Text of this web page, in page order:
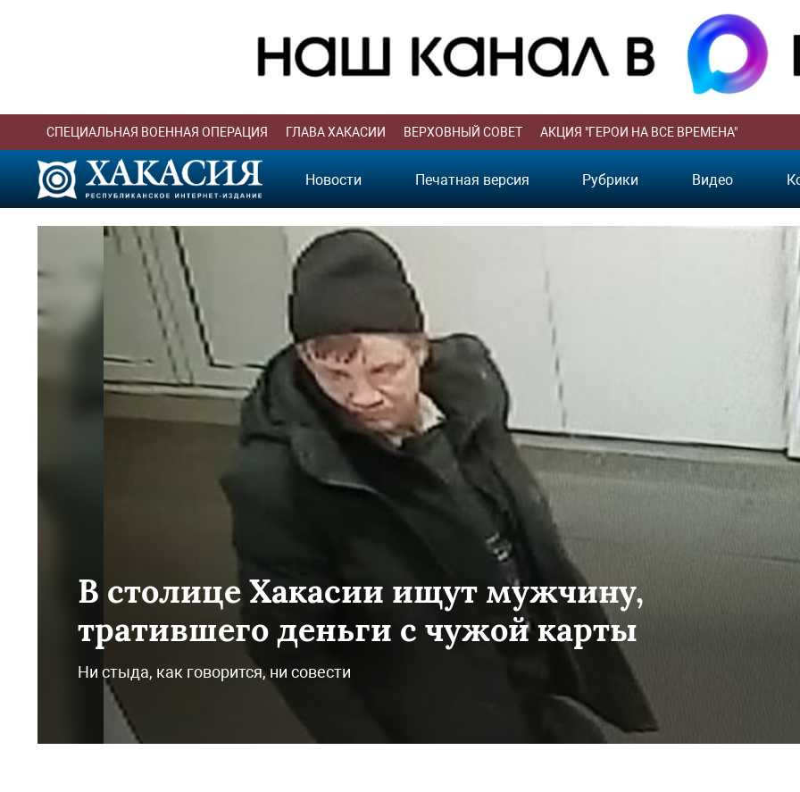
СПЕЦИАЛЬНАЯ ВОЕННАЯ ОПЕРАЦИЯ ГЛАВА ХАКАСИИ ВЕРХОВНЫЙ СОВЕТ АКЦИЯ "ГЕРОИ НА ВСЕ ВРЕМЕНА"
Новости Печатная версия Рубрики Видео
В столице Хакасии ищут мужчину,
тратившего деньги с чужой карты
Ни стыда, как говорится, ни совести